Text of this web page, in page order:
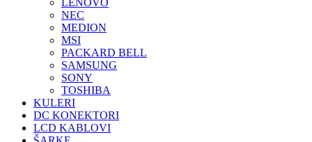
LENOVO
NEC
MEDION
MSI
PACKARD BELL
SAMSUNG
SONY
TOSHIBA
KULERI
DC KONEKTORI
LCD KABLOVI